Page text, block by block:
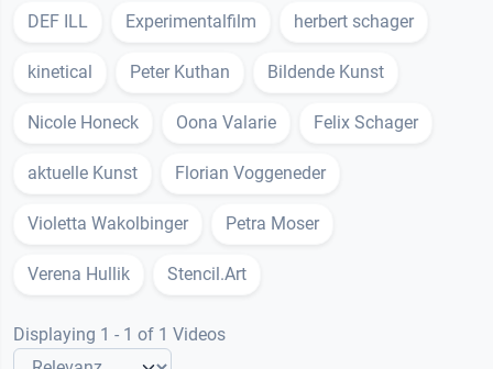
DEF ILL Experimentalfilm herbert schager
kinetical Peter Kuthan Bildende Kunst
Nicole Honeck Oona Valarie Felix Schager
aktuelle Kunst Florian Voggeneder
Violetta Wakolbinger Petra Moser
Verena Hullik Stencil.Art
Displaying 1 - 1 of 1 Videos